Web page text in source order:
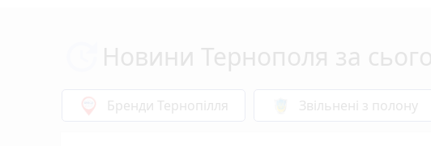
Новини Тернополя за
Бренди Тернопілля Звільнені з полону